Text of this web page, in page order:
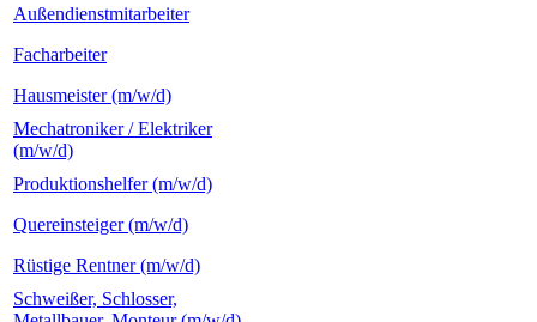
Außendienstmitarbeiter
Facharbeiter
Hausmeister (m/w/d)
Mechatroniker / Elektriker
(m/w/d)
Produktionshelfer (m/w/d)
Quereinsteiger (m/w/d)
Rüstige Rentner (m/w/d)
Schweißer, Schlosser,